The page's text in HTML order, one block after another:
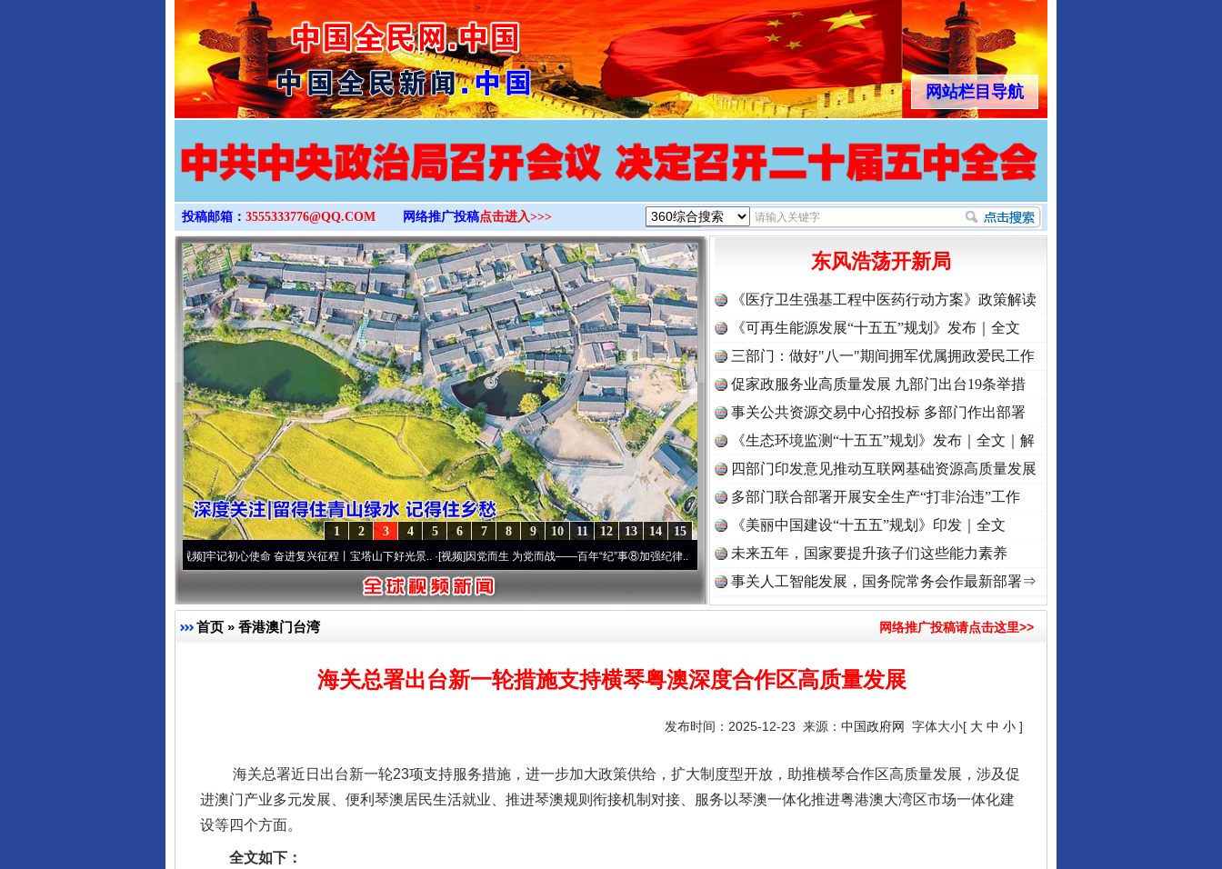
>
网站栏目导航
投稿邮箱： 3555333776@QQ.COM 网络推广投稿点击进入>>>
15
14
13
12
11
10
9
8
7
6
5
4
3
2
1
牢记初心使命 奋进复兴征程丨宝塔山下好光景..·[视频]因党而生 为党而战——百年“纪”事⑧加强纪律..·[视频]牢记初心使命 奋进复兴征程丨“转折之城”激荡..·[视频]牢记初心使命 奋进复兴征程丨红船起航处 潮起..
东风浩荡开新局
《医疗卫生强基工程中医药行动方案》政策解读
《可再生能源发展“十五五”规划》发布｜全文
三部门：做好"八一"期间拥军优属拥政爱民工作
促家政服务业高质量发展 九部门出台19条举措
事关公共资源交易中心招投标 多部门作出部署
《生态环境监测“十五五”规划》发布｜全文｜解
读
四部门印发意见推动互联网基础资源高质量发展
多部门联合部署开展安全生产“打非治违”工作
《美丽中国建设“十五五”规划》印发｜全文
未来五年，国家要提升孩子们这些能力素养
事关人工智能发展，国务院常务会作最新部署⇒
首页 » 香港澳门台湾 网络推广投稿请点击这里>>
海关总署出台新一轮措施支持横琴粤澳深度合作区高质量发展
发布时间：2025-12-23 来源： 中国政府网 字体大小[ 大 中 小 ]
海关总署近日出台新一轮23项支持服务措施，进一步加大政策供给，扩大制度型开放，助推横琴合作区高质量发展，涉及促
进澳门产业多元发展、便利琴澳居民生活就业、推进琴澳规则衔接机制对接、服务以琴澳一体化推进粤港澳大湾区市场一体化建
设等四个方面。
全文如下：